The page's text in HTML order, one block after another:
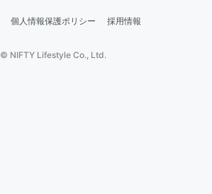
個人情報保護ポリシー 採用情報
© NIFTY Lifestyle Co., Ltd.